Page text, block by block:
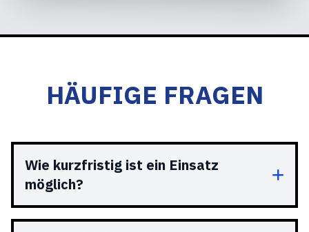
HÄUFIGE FRAGEN
Wie kurzfristig ist ein Einsatz
möglich?